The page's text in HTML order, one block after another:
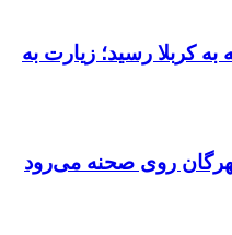
به کربلا رسید؛ زیارت به
روی صحنه می‌رود